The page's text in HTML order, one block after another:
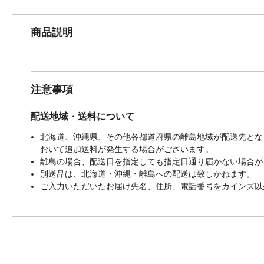
商品説明
注意事項
配送地域・送料について
北海道、沖縄県、その他各都道府県の離島地域が配送先と
おいて追加送料が発生する場合がございます。
離島の場合、配送日を指定しても指定日通り届かない場合
別送品は、北海道・沖縄・離島への配送は致しかねます。
ご入力いただいたお届け先名、住所、電話番号をカインズ